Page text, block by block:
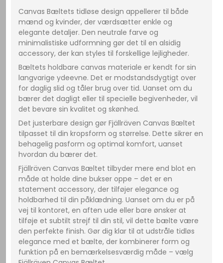
Canvas Bæltets tidløse design appellerer til både
mænd og kvinder, der værdsætter enkle og
elegante detaljer. Den neutrale farve og
minimalistiske udformning gør det til en alsidig
accessory, der kan styles til forskellige lejligheder.
Bæltets holdbare canvas materiale er kendt for sin
langvarige ydeevne. Det er modstandsdygtigt over
for daglig slid og tåler brug over tid. Uanset om du
bærer det dagligt eller til specielle begivenheder, vil
det bevare sin kvalitet og skønhed.
Det justerbare design gør Fjällräven Canvas Bæltet
tilpasset til din kropsform og størrelse. Dette sikrer en
behagelig pasform og optimal komfort, uanset
hvordan du bærer det.
Fjällräven Canvas Bæltet tilbyder mere end blot en
måde at holde dine bukser oppe – det er en
statement accessory, der tilføjer elegance og
holdbarhed til din påklædning. Uanset om du er på
vej til kontoret, en aften ude eller bare ønsker at
tilføje et subtilt strejf til din stil, vil dette bælte være
den perfekte finish. Gør dig klar til at udstråle tidløs
elegance med et bælte, der kombinerer form og
funktion på en bemærkelsesværdig måde – vælg